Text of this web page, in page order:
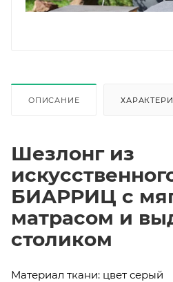
ОПИСАНИЕ
Шезлонг из
БИАРРИЦ с
матрасом и
столиком
Материал ткани: цвет серый